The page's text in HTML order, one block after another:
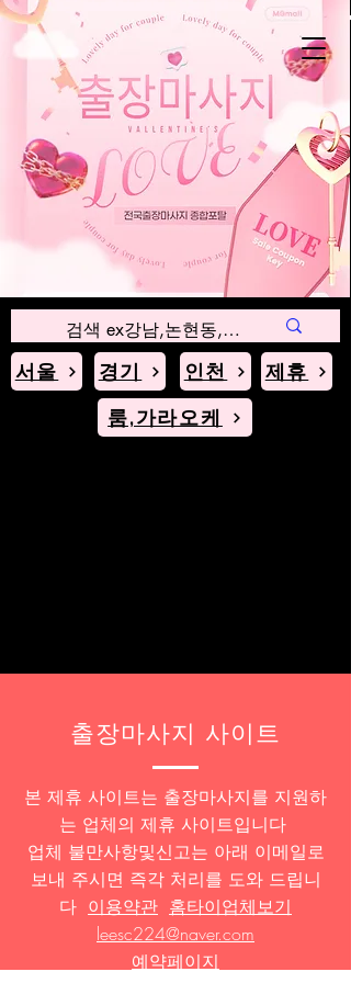
블로그
인천
경기
서울
서울
경기 인천
제휴
룸,가라오케
​출장마사지 사이트
본 제휴 사이트는 출장마사지를 지원하
는 업체의 제휴 사이트입니다
업체 불만사항및신고는 아래 이메일로
보내 주시면 즉각 처리를 도와 드립니
다 이용약관 홈타이업체보기
leesc224@naver.com
​​예약페이지